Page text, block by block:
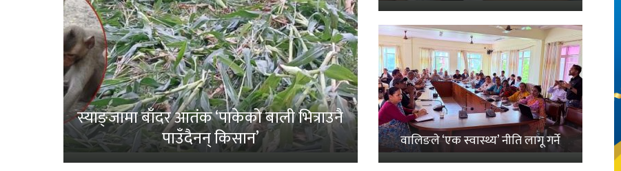
स्याङ्जामा बाँदर आतंक ‘पाकेको बाली भित्राउनै
पाउँदैनन् किसान’ वालिङले ‘एक स्वास्थ्य’ नीति लागू गर्ने